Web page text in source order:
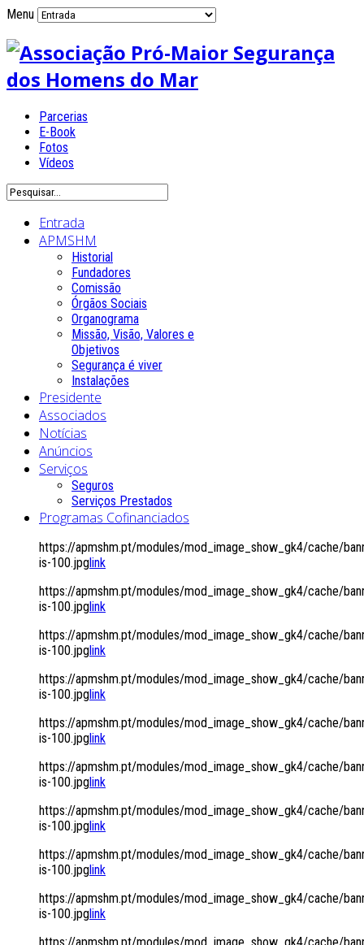
Menu
Parcerias
E-Book
Fotos
Vídeos
Entrada
APMSHM
Historial
Fundadores
Comissão
Órgãos Sociais
Organograma
Missão, Visão, Valores e
Objetivos
Segurança é viver
Instalações
Presidente
Associados
Notícias
Anúncios
Serviços
Seguros
Serviços Prestados
Programas Cofinanciados
https://apmshm.pt/modules/mod_image_show_gk4/cache/
is-100.jpglink
https://apmshm.pt/modules/mod_image_show_gk4/cache/
is-100.jpglink
https://apmshm.pt/modules/mod_image_show_gk4/cache/
is-100.jpglink
https://apmshm.pt/modules/mod_image_show_gk4/cache/
is-100.jpglink
https://apmshm.pt/modules/mod_image_show_gk4/cache/
is-100.jpglink
https://apmshm.pt/modules/mod_image_show_gk4/cache/
is-100.jpglink
https://apmshm.pt/modules/mod_image_show_gk4/cache/
is-100.jpglink
https://apmshm.pt/modules/mod_image_show_gk4/cache/
is-100.jpglink
https://apmshm.pt/modules/mod_image_show_gk4/cache/
is-100.jpglink